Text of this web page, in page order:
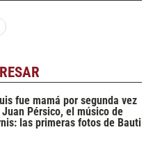
fue mamá por segunda vez
Pérsico, el músico de
las primeras fotos de Bauti